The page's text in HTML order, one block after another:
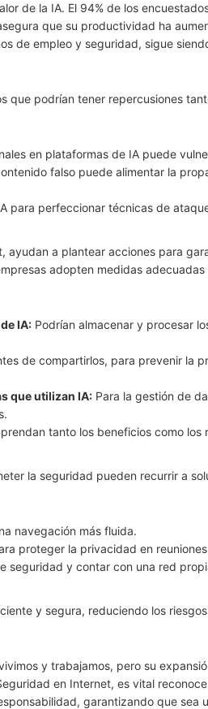
de la IA. El 94% de los
que su productividad ha
de empleo y seguridad, sigue
que podrían tener repercusiones
en plataformas de IA puede
falso puede alimentar la
para perfeccionar técnicas de
ayudan a plantear acciones para
adopten medidas
IA: Podrían almacenar y procesar
de compartirlos, para prevenir la
que utilizan IA: Para la gestión de
tanto los beneficios como los
la seguridad pueden recurrir a
navegación más fluida.
proteger la privacidad en
seguridad y contar con una red
y segura, reduciendo los
y trabajamos, pero su
en Internet, es vital
garantizando que sea